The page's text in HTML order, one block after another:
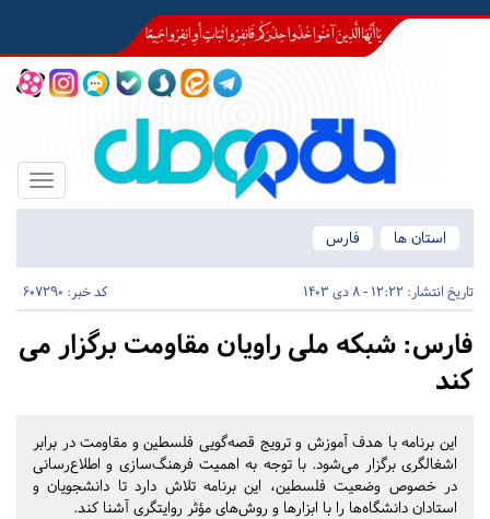
Toggle
استان ها
فارس
تاریخ انتشار: 12:22 - 8 دی 1403 کد خبر: 607290
فارس: شبکه ملی راویان مقاومت برگزار‌ می
کند
این برنامه با هدف آموزش و ترویج قصه‌گویی فلسطین و مقاومت در برابر
اشغالگری برگزار می‌شود. با توجه به اهمیت فرهنگ‌سازی و اطلاع‌رسانی
در خصوص وضعیت فلسطین، این برنامه تلاش دارد تا دانشجویان و
استادان دانشگاه‌ها را با ابزارها و روش‌های مؤثر روایتگری آشنا کند.